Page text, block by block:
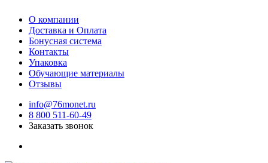
О компании
Доставка и Оплата
Бонусная система
Контакты
Упаковка
Обучающие материалы
Отзывы
info@76monet.ru
8 800 511-60-49
Заказать звонок